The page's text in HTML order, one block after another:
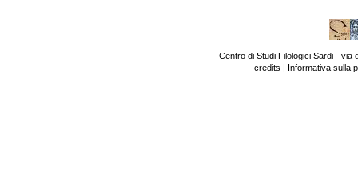
Centro di Studi Filologici Sardi - via
credits | Informativa sulla